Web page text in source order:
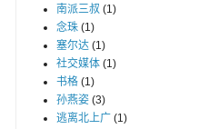
南派三叔 (1)
念珠 (1)
塞尔达 (1)
社交媒体 (1)
书格 (1)
孙燕姿 (3)
逃离北上广 (1)